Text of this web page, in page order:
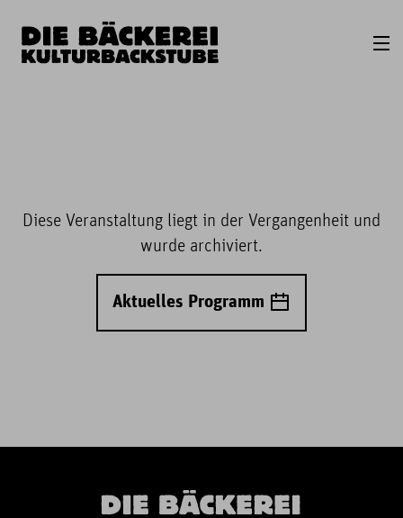
Diese Veranstaltung liegt in der Vergangenheit und
wurde archiviert.
Aktuelles Programm